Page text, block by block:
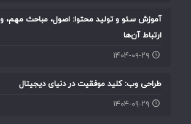
آموزش سئو و تولید محتوا: اصول، مباحث مهم، و
ارتباط آن‌ها
۱۴۰۴-۰۹-۲۹
طراحی وب: کلید موفقیت در دنیای دیجیتال
۱۴۰۴-۰۹-۲۹